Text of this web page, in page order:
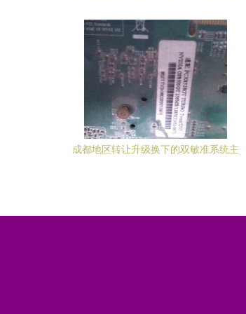
来
成都地区转让升级换下的双敏准系统主